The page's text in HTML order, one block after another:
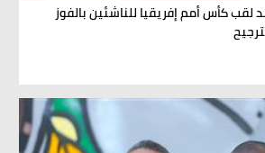
لقب كأس أمم إفريقيا للناشئين بالفوز